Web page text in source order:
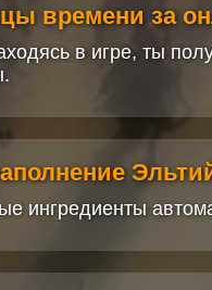
времени за
в игре, ты
ингредиенты